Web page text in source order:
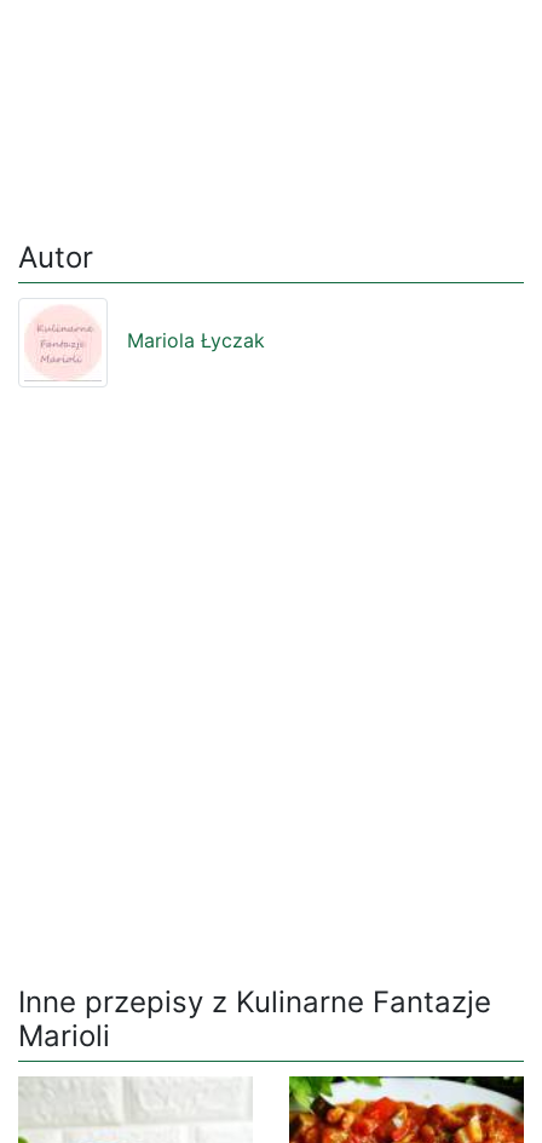
Autor
Mariola Łyczak
Inne przepisy z Kulinarne Fantazje
Marioli